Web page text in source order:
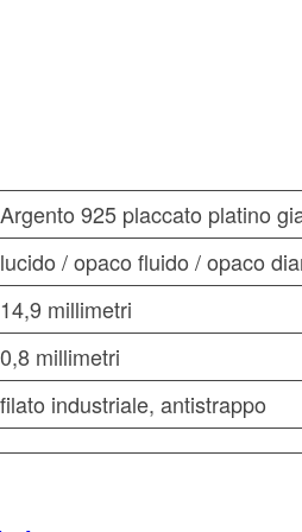
Argento 925 placcato platino
lucido / opaco fluido / opaco
14,9 millimetri
0,8 millimetri
filato industriale, antistrappo